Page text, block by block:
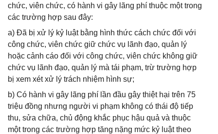
chức, viên chức, có hành vi gây lãng phí thuộc một trong
các trường hợp sau đây:
a) Đã bị xử lý kỷ luật bằng hình thức cách chức đối với
công chức, viên chức giữ chức vụ lãnh đạo, quản lý
hoặc cảnh cáo đối với công chức, viên chức không giữ
chức vụ lãnh đạo, quản lý mà tái phạm, trừ trường hợp
bị xem xét xử lý trách nhiệm hình sự;
b) Có hành vi gây lãng phí lần đầu gây thiệt hại trên 75
triệu đồng nhưng người vi phạm không có thái độ tiếp
thu, sửa chữa, chủ động khắc phục hậu quả và thuộc
một trong các trường hợp tăng nặng mức kỷ luật theo